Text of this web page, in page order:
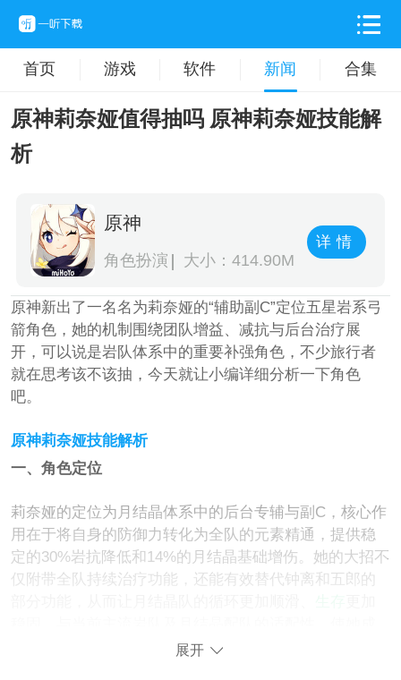
首页 游戏 软件 新闻 合集
原神莉奈娅值得抽吗 原神莉奈娅技能解
析
原神
角色扮演 大小：414.90M
详情
原神新出了一名名为莉奈娅的“辅助副C”定位五星岩系弓
箭角色，她的机制围绕团队增益、减抗与后台治疗展
开，可以说是岩队体系中的重要补强角色，不少旅行者
就在思考该不该抽，今天就让小编详细分析一下角色
吧。
原神莉奈娅技能解析
一、角色定位
莉奈娅的定位为月结晶体系中的后台专辅与副C，核心作
用在于将自身的防御力转化为全队的元素精通，提供稳
定的30%岩抗降低和14%的月结晶基础增伤。她的大招不
仅附带全队持续治疗功能，还能有效替代钟离和五郎的
展开